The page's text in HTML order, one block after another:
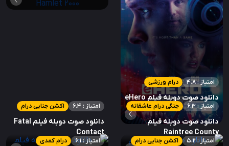
درام ورزشی امتیاز : 4.8
دانلود صوت دوبله فیلم eHero
جنگی درام عاشقانه امتیاز : 6.3
دانلود صوت دوبله فیلم
Raintree County
اکشن جنایی درام امتیاز : 6.4
دانلود صوت دوبله فیلم Fatal
Contact
اکشن جنایی درام امتیاز : 5.2 درام کمدی امتیاز : 6.1